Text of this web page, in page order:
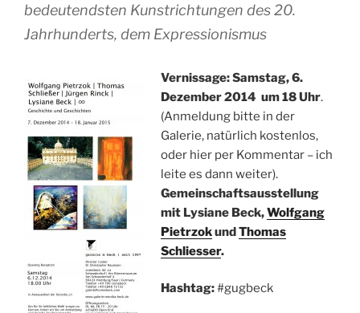
bedeutendsten Kunstrichtungen des 20.
Jahrhunderts, dem Expressionismus
Vernissage: Samstag, 6.
Dezember 2014 um 18 Uhr.
(Anmeldung bitte in der
Galerie, natürlich kostenlos,
oder hier per Kommentar – ich
leite es dann weiter).
Gemeinschaftsausstellung
mit Lysiane Beck,Wolfgang
PietrzokundThomas
Schliesser.
Hashtag:#gugbeck